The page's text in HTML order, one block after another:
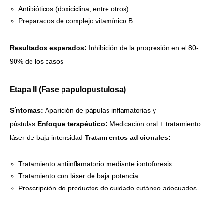
Antibióticos (doxiciclina, entre otros)
Preparados de complejo vitamínico B
Resultados esperados: Inhibición de la progresión en el 80-
90% de los casos
Etapa II (Fase papulopustulosa)
Síntomas: Aparición de pápulas inflamatorias y
pústulas Enfoque terapéutico: Medicación oral + tratamiento
láser de baja intensidad Tratamientos adicionales:
Tratamiento antiinflamatorio mediante iontoforesis
Tratamiento con láser de baja potencia
Prescripción de productos de cuidado cutáneo adecuados